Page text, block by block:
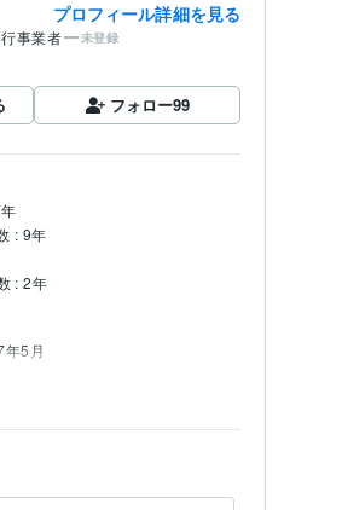
プロフィール詳細を見る
事業者 未登録
フォロー99
: 9年
: 2年
5月